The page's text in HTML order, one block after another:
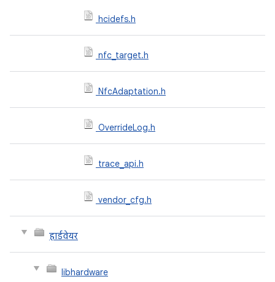
hcidefs.h
nfc_target.h
NfcAdaptation.h
OverrideLog.h
trace_api.h
vendor_cfg.h
हार्डवेयर
libhardware